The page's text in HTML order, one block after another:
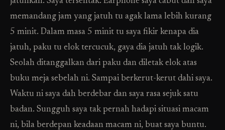
memandang jam yang jatuh tu agak lama lebih kurang
5 minit. Dalam masa 5 minit tu saya fikir kenapa dia
jatuh, paku tu elok tercucuk, gaya dia jatuh tak logik.
Seolah ditanggalkan dari paku dan diletak elok atas
buku meja sebelah ni. Sampai berkerut-kerut dahi saya.
Waktu ni saya dah berdebar dan saya rasa sejuk satu
badan. Sungguh saya tak pernah hadapi situasi macam
ni, bila berdepan keadaan macam ni, buat saya buntu.